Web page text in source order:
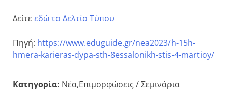
Δείτε εδώ το Δελτίο Τύπου
Πηγή: https://www.eduguide.gr/nea2023/h-15h-
hmera-karieras-dypa-sth-8essalonikh-stis-4-martioy/
Κατηγορία: Νέα,Επιμορφώσεις / Σεμινάρια